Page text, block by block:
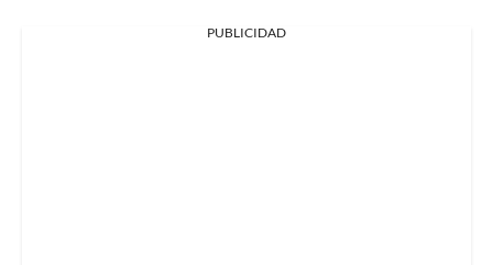
PUBLICIDAD